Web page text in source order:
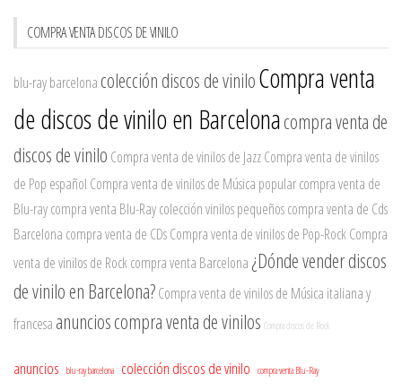
COMPRA VENTA DISCOS DE VINILO
blu-ray barcelona colección discos de viniloCompra venta
de discos de vinilo en Barcelonacompra venta de
discos de vinilo Compra venta de vinilos de JazzCompra venta de vinilos
de Pop español Compra venta de vinilos de Música popularcompra venta de
Blu-raycompra venta Blu-Raycolección vinilos pequeñoscompra venta de Cds
Barcelona compra venta de CDsCompra venta de vinilos de Pop-RockCompra
venta de vinilos de Rockcompra venta Barcelona ¿Dónde vender discos
de vinilo en Barcelona?Compra venta de vinilos de Música italiana y
francesa anuncioscompra venta de vinilos Compra discos de Rock
anuncios blu-ray barcelona colección discos de vinilo
compra venta Blu-Ray